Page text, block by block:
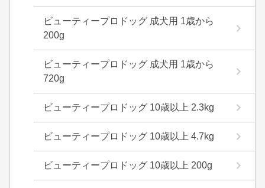
ビューティープロドッグ 成犬用 1歳から
200g
ビューティープロドッグ 成犬用 1歳から
720g
ビューティープロドッグ 10歳以上 2.3kg
ビューティープロドッグ 10歳以上 4.7kg
ビューティープロドッグ 10歳以上 200g